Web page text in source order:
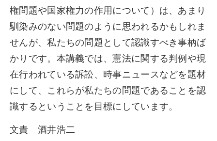
権問題や国家権力の作用について）は、あまり
馴染みのない問題のように思われるかもしれま
せんが、私たちの問題として認識すべき事柄ば
かりです。本講義では、憲法に関する判例や現
在行われている訴訟、時事ニュースなどを題材
にして、これらが私たちの問題であることを認
識するということを目標にしています。
文責 酒井浩二